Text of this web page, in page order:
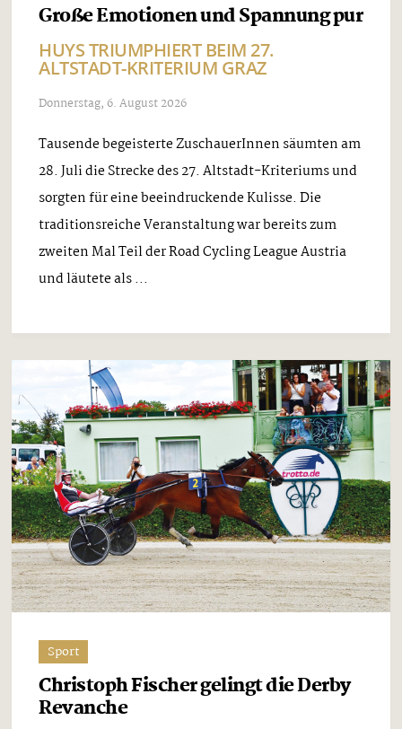
Große Emotionen und Spannung pur
HUYS TRIUMPHIERT BEIM 27.
ALTSTADT-KRITERIUM GRAZ
Donnerstag, 6. August 2026
Tausende begeisterte ZuschauerInnen säumten am
28. Juli die Strecke des 27. Altstadt-Kriteriums und
sorgten für eine beeindruckende Kulisse. Die
traditionsreiche Veranstaltung war bereits zum
zweiten Mal Teil der Road Cycling League Austria
und läutete als ...
Sport
Christoph Fischer gelingt die Derby
Revanche